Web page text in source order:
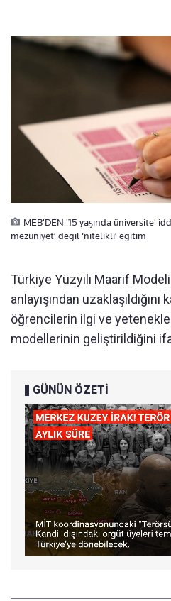
MEB'DEN '15 yaşında üniversite'
mezuniyet’ değil ‘nitelikli’ eğitim
Türkiye Yüzyılı Maarif
anlayışından
öğrencilerin ilgi ve
modellerinin geliştirildiğini
GÜNÜN ÖZETİ